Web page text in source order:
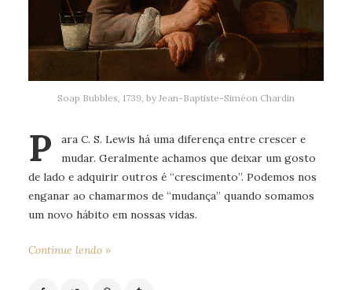
Soap Bubbles, 1739, by Jean-Baptiste-Siméon Chardin
P
ara C. S. Lewis há uma diferença entre crescer e
mudar. Geralmente achamos que deixar um gosto
de lado e adquirir outros é “crescimento”. Podemos nos
enganar ao chamarmos de “mudança” quando somamos
um novo hábito em nossas vidas.
Continue lendo »